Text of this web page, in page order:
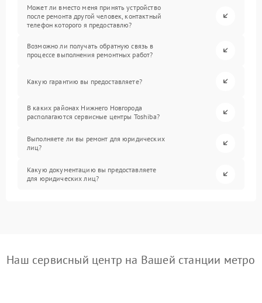
Может ли вместо меня принять устройство
после ремонта другой человек, контактный
телефон которого я предоставлю?
Возможно ли получать обратную связь в
процессе выполнения ремонтных работ?
Какую гарантию вы предоставляете?
В каких районах Нижнего Новгорода
располагаются сервисные центры Toshiba?
Выполняете ли вы ремонт для юридических
лиц?
Какую документацию вы предоставляете
для юридических лиц?
Наш сервисный центр на Вашей станции метро